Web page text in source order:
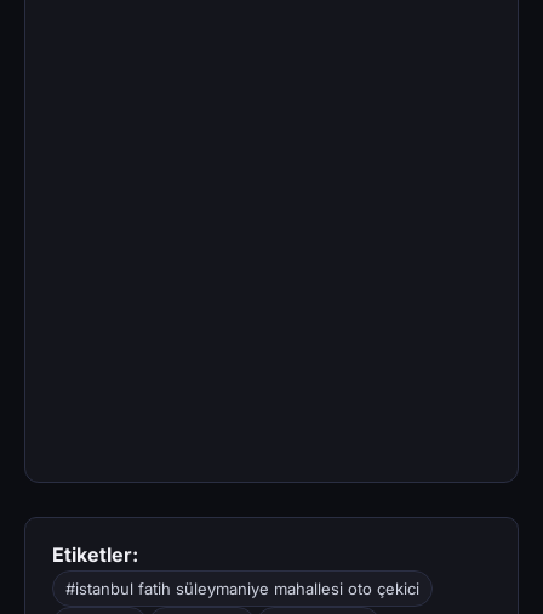
Etiketler:
#istanbul fatih süleymaniye mahallesi oto çekici